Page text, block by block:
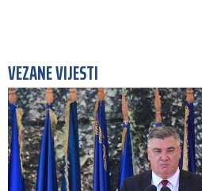
VEZANE VIJESTI